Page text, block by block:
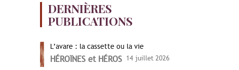
DERNIÈRES
PUBLICATIONS
L’avare : la cassette ou la vie
HÉROÏNES et HÉROS 14 juillet 2026